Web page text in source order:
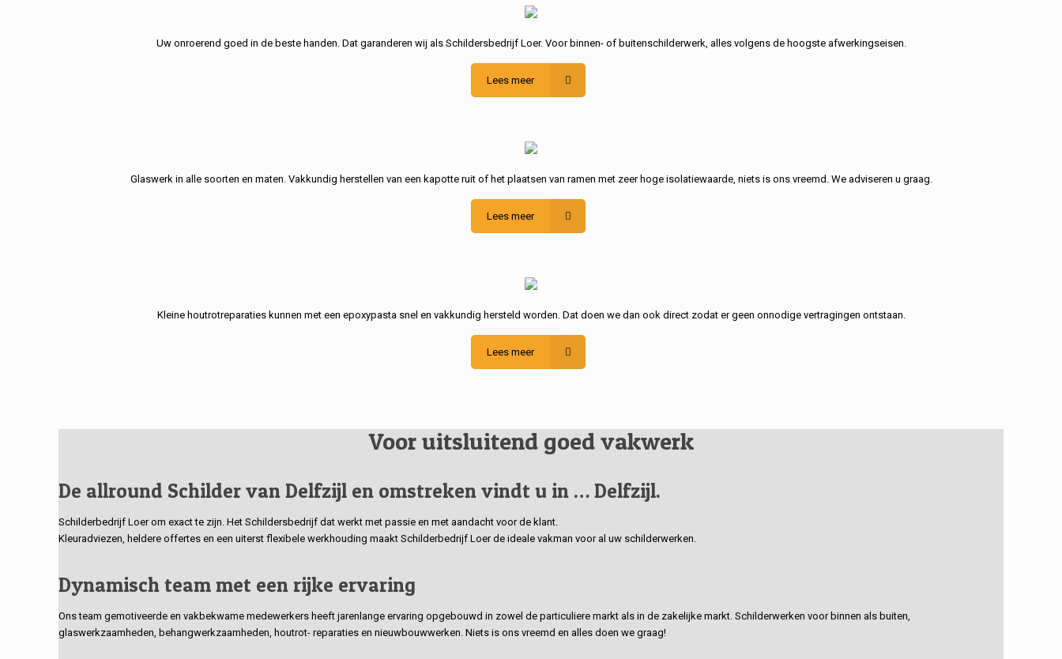
Uw onroerend goed in de beste handen. Dat garanderen wij als Schildersbedrijf Loer. Voor binnen- of buitenschilderwerk, alles volgens de hoogste afwerkingseisen.
Lees meer
Glaswerk in alle soorten en maten. Vakkundig herstellen van een kapotte ruit of het plaatsen van ramen met zeer hoge isolatiewaarde, niets is ons vreemd. We adviseren u graag.
Lees meer
Kleine houtrotreparaties kunnen met een epoxypasta snel en vakkundig hersteld worden. Dat doen we dan ook direct zodat er geen onnodige vertragingen ontstaan.
Lees meer
Voor uitsluitend goed vakwerk
De allround Schilder van Delfzijl en omstreken vindt u in … Delfzijl.
Schilderbedrijf Loer om exact te zijn. Het Schildersbedrijf dat werkt met passie en met aandacht voor de klant.
Kleuradviezen, heldere offertes en een uiterst flexibele werkhouding maakt Schilderbedrijf Loer de ideale vakman voor al uw schilderwerken.
Dynamisch team met een rijke ervaring
Ons team gemotiveerde en vakbekwame medewerkers heeft jarenlange ervaring opgebouwd in zowel de particuliere markt als in de zakelijke markt. Schilderwerken voor binnen als buiten,
glaswerkzaamheden, behangwerkzaamheden, houtrot- reparaties en nieuwbouwwerken. Niets is ons vreemd en alles doen we graag!